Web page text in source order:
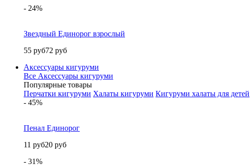
- 24%
Звездный Единорог взрослый
55 руб72 руб
Аксессуары кигуруми
Все Аксессуары кигуруми
Популярные товары
Перчатки кигуруми Халаты кигуруми Кигуруми халаты для детей
- 45%
Пенал Единорог
11 руб20 руб
- 31%